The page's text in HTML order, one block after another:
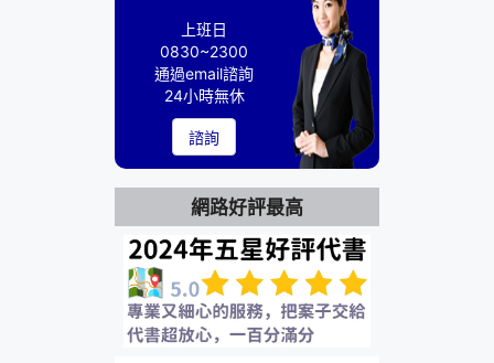
上班日
0830~2300
通過email諮詢
24小時無休
諮詢
網路好評最高